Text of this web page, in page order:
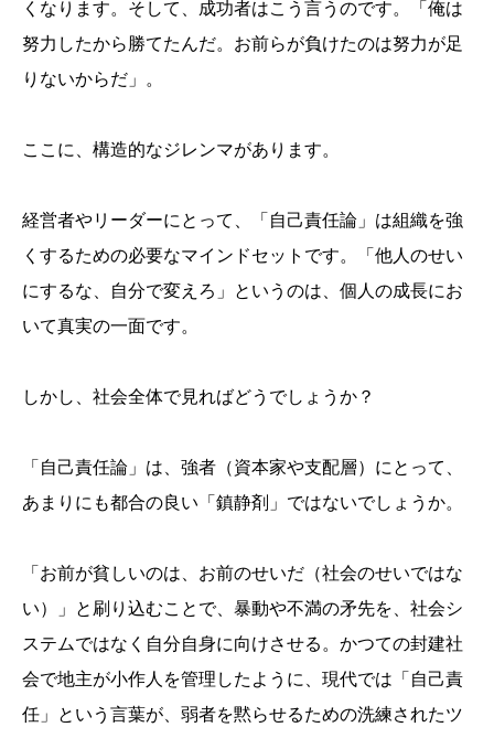
くなります。そして、成功者はこう言うのです。「俺は
努力したから勝てたんだ。お前らが負けたのは努力が足
りないからだ」。
ここに、構造的なジレンマがあります。
経営者やリーダーにとって、「自己責任論」は組織を強
くするための必要なマインドセットです。「他人のせい
にするな、自分で変えろ」というのは、個人の成長にお
いて真実の一面です。
しかし、社会全体で見ればどうでしょうか？
「自己責任論」は、強者（資本家や支配層）にとって、
あまりにも都合の良い「鎮静剤」ではないでしょうか。
「お前が貧しいのは、お前のせいだ（社会のせいではな
い）」と刷り込むことで、暴動や不満の矛先を、社会シ
ステムではなく自分自身に向けさせる。かつての封建社
会で地主が小作人を管理したように、現代では「自己責
任」という言葉が、弱者を黙らせるための洗練されたツ